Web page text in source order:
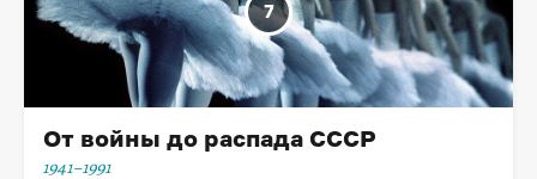
От войны до распада СССР
1941–1991